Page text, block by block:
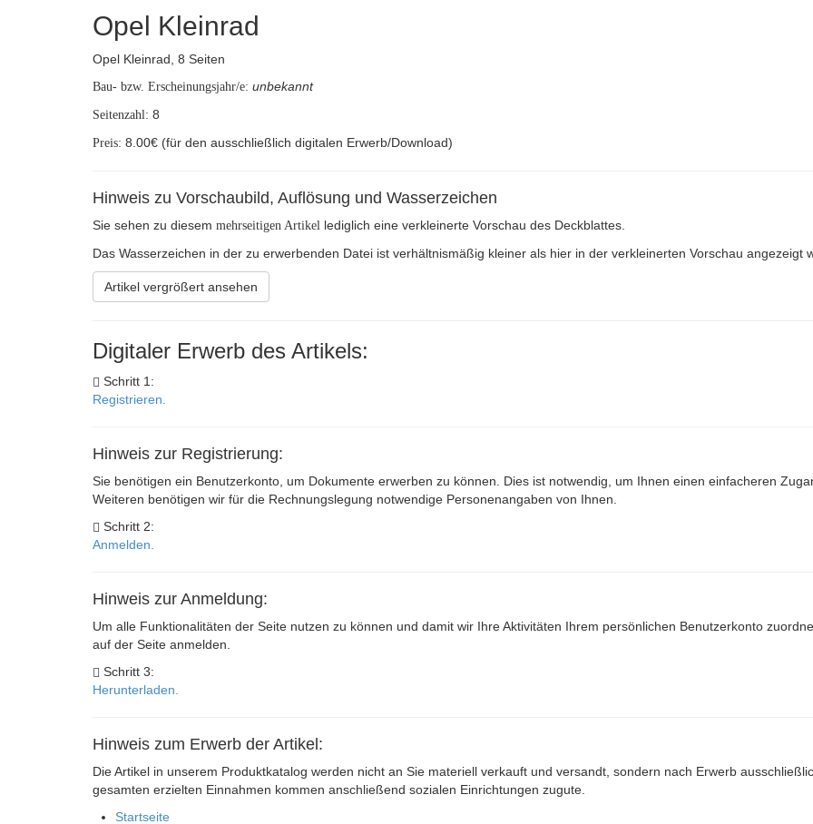
Opel Kleinrad
Opel Kleinrad, 8 Seiten
Bau- bzw. Erscheinungsjahr/e: unbekannt
Seitenzahl: 8
Preis: 8.00€ (für den ausschließlich digitalen Erwerb/Download)
Hinweis zu Vorschaubild, Auflösung und Wasserzeichen
Sie sehen zu diesem mehrseitigen Artikel lediglich eine verkleinerte Vorschau des Deckblattes.
Das Wasserzeichen in der zu erwerbenden Datei ist verhältnismäßig kleiner als hier in der verkleinerten Vorschau angezeigt
Artikel vergrößert ansehen
Digitaler Erwerb des Artikels:
Schritt 1:
Registrieren.
Hinweis zur Registrierung:
Sie benötigen ein Benutzerkonto, um Dokumente erwerben zu können. Dies ist notwendig, um Ihnen einen einfacheren
Weiteren benötigen wir für die Rechnungslegung notwendige Personenangaben von Ihnen.
Schritt 2:
Anmelden.
Hinweis zur Anmeldung:
Um alle Funktionalitäten der Seite nutzen zu können und damit wir Ihre Aktivitäten Ihrem persönlichen Benutzerkonto
auf der Seite anmelden.
Schritt 3:
Herunterladen.
Hinweis zum Erwerb der Artikel:
Die Artikel in unserem Produktkatalog werden nicht an Sie materiell verkauft und versandt, sondern nach Erwerb
gesamten erzielten Einnahmen kommen anschließend sozialen Einrichtungen zugute.
Startseite